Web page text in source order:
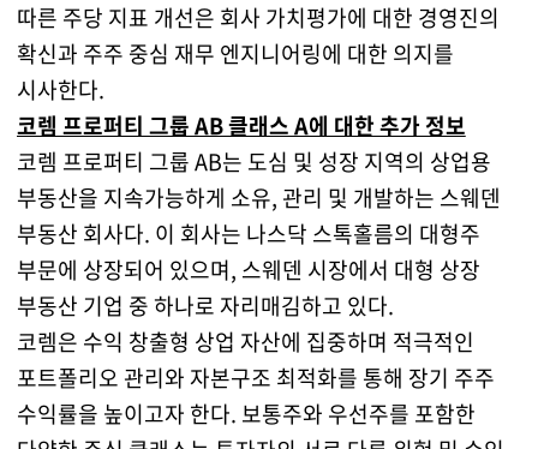
따른 주당 지표 개선은 회사 가치평가에 대한 경영진의
확신과 주주 중심 재무 엔지니어링에 대한 의지를
시사한다.
코렘 프로퍼티 그룹 AB 클래스 A에 대한 추가 정보
코렘 프로퍼티 그룹 AB는 도심 및 성장 지역의 상업용
부동산을 지속가능하게 소유, 관리 및 개발하는 스웨덴
부동산 회사다. 이 회사는 나스닥 스톡홀름의 대형주
부문에 상장되어 있으며, 스웨덴 시장에서 대형 상장
부동산 기업 중 하나로 자리매김하고 있다.
코렘은 수익 창출형 상업 자산에 집중하며 적극적인
포트폴리오 관리와 자본구조 최적화를 통해 장기 주주
수익률을 높이고자 한다. 보통주와 우선주를 포함한